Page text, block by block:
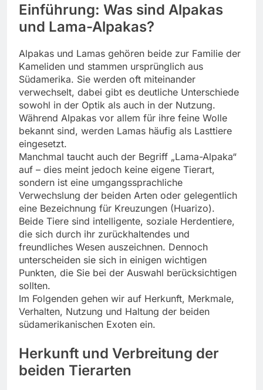
Einführung: Was sind Alpakas
und Lama-Alpakas?
Alpakas und Lamas gehören beide zur Familie der
Kameliden und stammen ursprünglich aus
Südamerika. Sie werden oft miteinander
verwechselt, dabei gibt es deutliche Unterschiede
sowohl in der Optik als auch in der Nutzung.
Während Alpakas vor allem für ihre feine Wolle
bekannt sind, werden Lamas häufig als Lasttiere
eingesetzt.
Manchmal taucht auch der Begriff „Lama-Alpaka“
auf – dies meint jedoch keine eigene Tierart,
sondern ist eine umgangssprachliche
Verwechslung der beiden Arten oder gelegentlich
eine Bezeichnung für Kreuzungen (Huarizo).
Beide Tiere sind intelligente, soziale Herdentiere,
die sich durch ihr zurückhaltendes und
freundliches Wesen auszeichnen. Dennoch
unterscheiden sie sich in einigen wichtigen
Punkten, die Sie bei der Auswahl berücksichtigen
sollten.
Im Folgenden gehen wir auf Herkunft, Merkmale,
Verhalten, Nutzung und Haltung der beiden
südamerikanischen Exoten ein.
Herkunft und Verbreitung der
beiden Tierarten